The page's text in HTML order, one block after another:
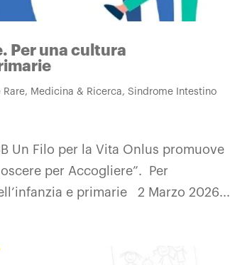
Per una cultura
Rare, Medicina & Ricerca,Sindrome Intestino
Un Filo per la Vita Onlus promuove
per Accogliere”. Per
e primarie 2 Marzo 2026...